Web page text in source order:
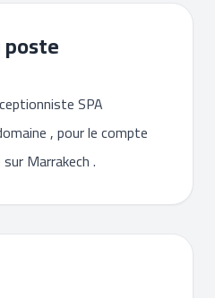
SPA
, pour le compte
Marrakech .